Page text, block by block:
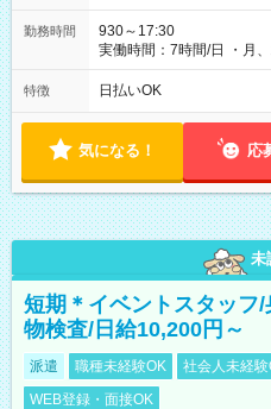
勤務時間
930～17:30
実働時間：7時間/日 ・月
は固定休です／夏季、年
フト！ 残業ほぼナシ（0～
特徴 日払いOK
気になる！ 応
未
短期＊イベントスタッフ
物検査/日給10,200円～
派遣 職種未経験OK 社会人未経験
WEB登録・面接OK